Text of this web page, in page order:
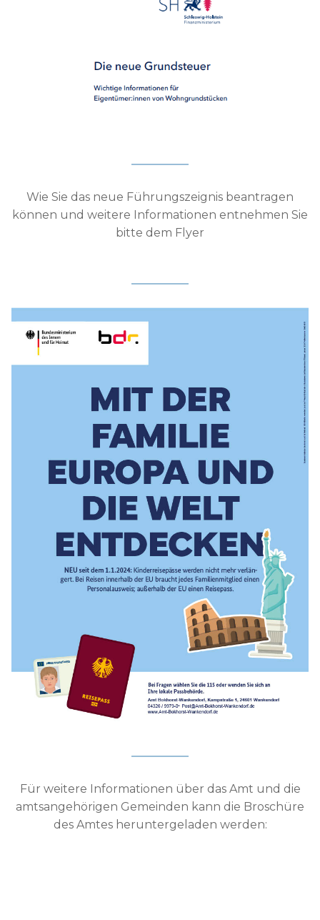
Wie Sie das neue Führungszeignis beantragen
können und weitere Informationen entnehmen Sie
bitte dem Flyer
Für weitere Informationen über das Amt und die
amtsangehörigen Gemeinden kann die Broschüre
des Amtes heruntergeladen werden: